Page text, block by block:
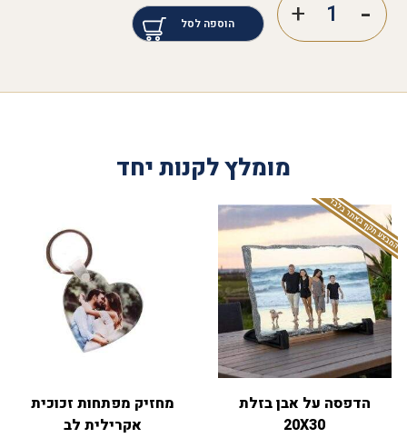
הוספה לסל
מומלץ לקנות יחד
המבצע תקף באתר בלבד
הדפסה על אבן בזלת
20X30
מחזיק מפתחות זכוכית
אקרילית לב